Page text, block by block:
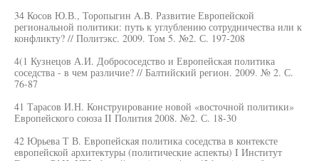
34 Косов Ю.В., Торопыгин A.B. Развитие Европейской
региональной политики: путь к углублению сотрудничества или к
конфликту? // Политэкс. 2009. Том 5. №2. С. 197-208
4(1 Кузнецов А.И. Добрососедство и Европейская политика
соседства - в чем различие? // Балтийский регион. 2009. № 2. С.
76-87
41 Тарасов И.Н. Конструирование новой «восточной политики»
Европейского союза II Полития 2008. №2. С. 18-30
42 Юрьева Т В. Европейская политика соседства в контексте
европейской архитектуры (политические аспекты) I Институт